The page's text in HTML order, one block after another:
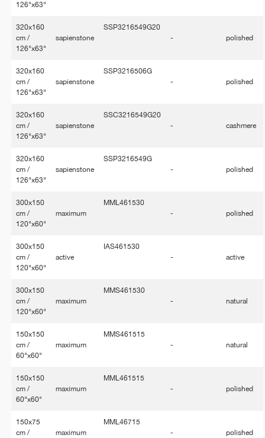
126"x63"
320x160
cm /
126"x63"
sapienstone
SSP3216549G20
-
polished
320x160
cm /
126"x63"
sapienstone
SSP3216506G
-
polished
320x160
cm /
126"x63"
sapienstone
SSC3216549G20
-
cashmere
320x160
cm /
126"x63"
sapienstone
SSP3216549G
-
polished
300x150
cm /
120"x60"
maximum
MML461530
-
polished
300x150
cm /
120"x60"
active
IAS461530
-
active
300x150
cm /
120"x60"
maximum
MMS461530
-
natural
150x150
cm /
60"x60"
maximum
MMS461515
-
natural
150x150
cm /
60"x60"
maximum
MML461515
-
polished
150x75
cm /
maximum
MML46715
-
polished